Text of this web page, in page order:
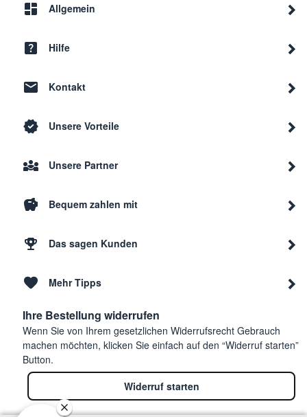
Allgemein
Hilfe
Kontakt
Unsere Vorteile
Unsere Partner
Bequem zahlen mit
Das sagen Kunden
Mehr Tipps
Ihre Bestellung widerrufen
Wenn Sie von Ihrem gesetzlichen Widerrufsrecht Gebrauch
machen möchten, klicken Sie einfach auf den “Widerruf starten”
Button.
Widerruf starten